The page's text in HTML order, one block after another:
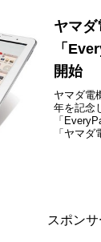
ヤマダ
「
開始
ヤマダ電
年を記念
「
「ヤマ
ループ
表して
スポン